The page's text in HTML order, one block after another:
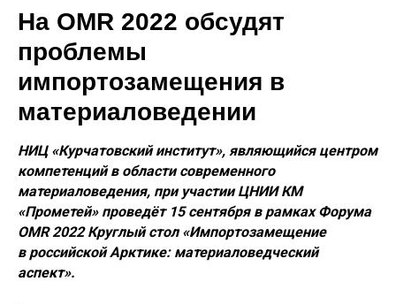
На OMR 2022 обсудят
проблемы
импортозамещения в
материаловедении
НИЦ «Курчатовский институт», являющийся центром
компетенций в области современного
материаловедения, при участии ЦНИИ КМ
«Прометей» проведёт 15 сентября в рамках Форума
OMR 2022 Круглый стол «Импортозамещение
в российской Арктике: материаловедческий
аспект».